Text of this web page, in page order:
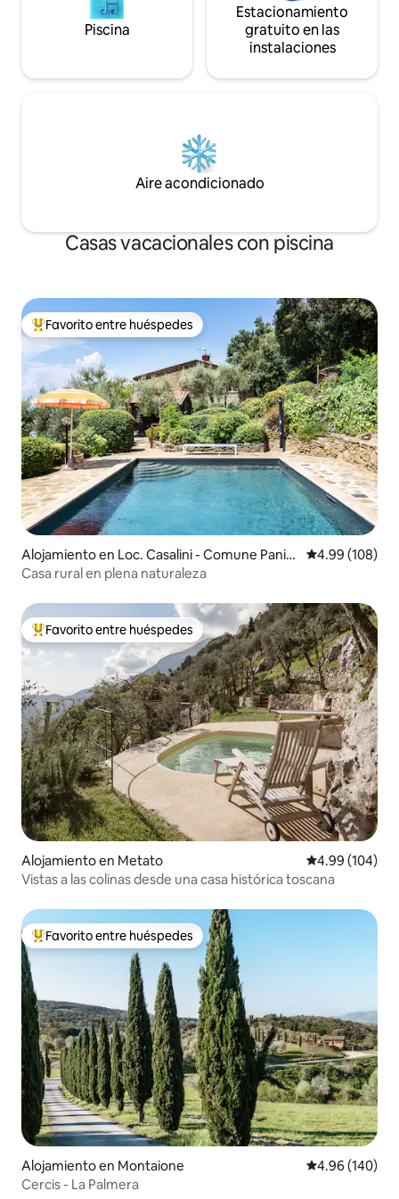
Piscina
Estacionamiento
gratuito en las
instalaciones
Aire acondicionado
Casas vacacionales con piscina
Favorito entre huéspedes preferido
Favorito entre huéspedes
Alojamiento en Loc. Casalini - Comune Panic
ale
Calificación
4.99 (108)
Casa rural en plena naturaleza
Favorito entre huéspedes preferido
Favorito entre huéspedes
Alojamiento en Metato Calificación
4.99 (104)
Vistas a las colinas desde una casa histórica toscana
Favorito entre huéspedes preferido
Favorito entre huéspedes
Alojamiento en Montaione Calificación
4.96 (140)
Cercis - La Palmera